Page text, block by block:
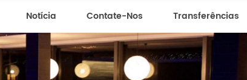
Notícia Contate-Nos Transferências